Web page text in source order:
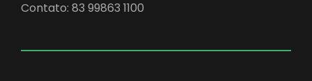
Contato: 83 99863 1100